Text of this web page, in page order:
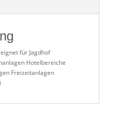
für Jagdhof
Hotelbereiche
Freizeitanlagen